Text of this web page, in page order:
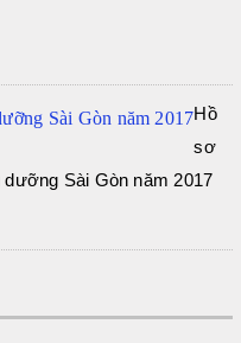
Hồ
sơ
Sài Gòn năm 2017